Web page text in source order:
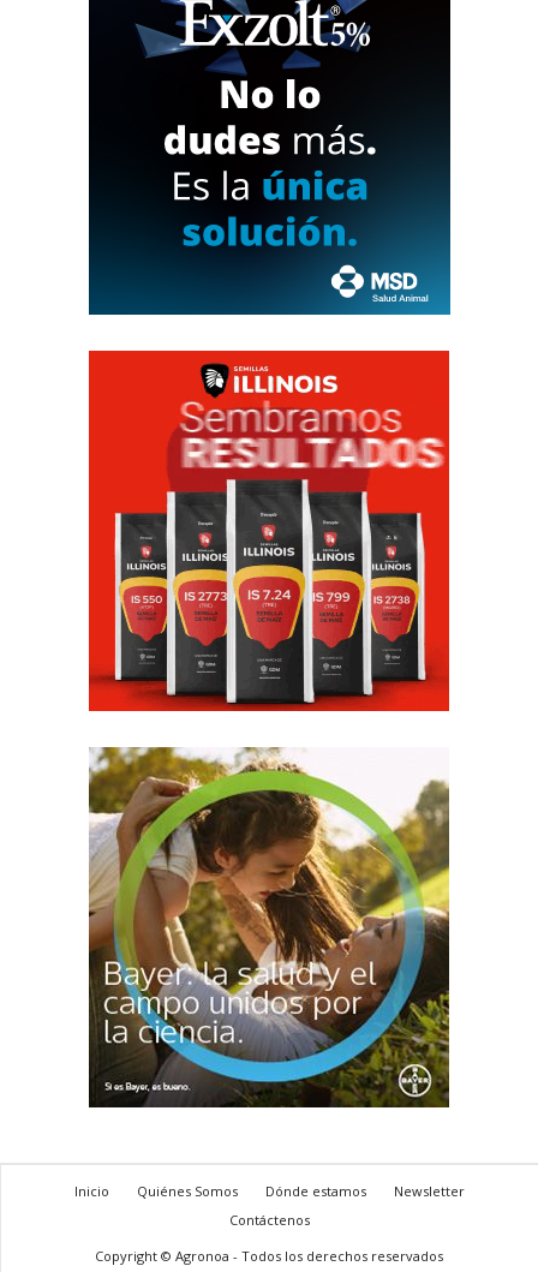
Inicio Quiénes Somos Dónde estamos
Newsletter
Contáctenos
Copyright © Agronoa - Todos los derechos reservados